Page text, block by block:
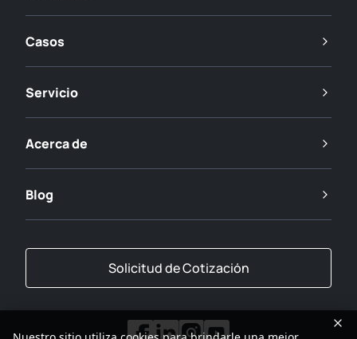
Casos
Servicio
Acerca de
Blog
Solicitud de Cotización